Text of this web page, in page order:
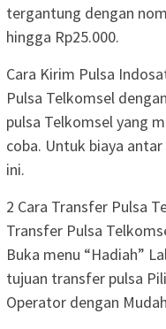
tergantung dengan
hingga Rp25.000.
Cara Kirim Pulsa
Pulsa Telkomsel
pulsa Telkomsel yang
coba. Untuk biaya
ini.
2 Cara Transfer Pulsa
Transfer Pulsa
Buka menu “Hadiah”
tujuan transfer pulsa
Operator dengan